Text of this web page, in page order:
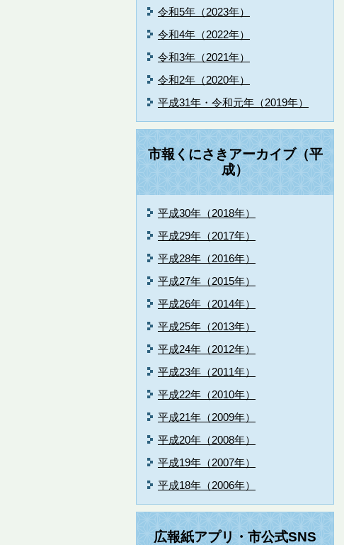
令和5年（2023年）
令和4年（2022年）
令和3年（2021年）
令和2年（2020年）
平成31年・令和元年（2019年）
市報くにさきアーカイブ（平
成）
平成30年（2018年）
平成29年（2017年）
平成28年（2016年）
平成27年（2015年）
平成26年（2014年）
平成25年（2013年）
平成24年（2012年）
平成23年（2011年）
平成22年（2010年）
平成21年（2009年）
平成20年（2008年）
平成19年（2007年）
平成18年（2006年）
広報紙アプリ・市公式SNS